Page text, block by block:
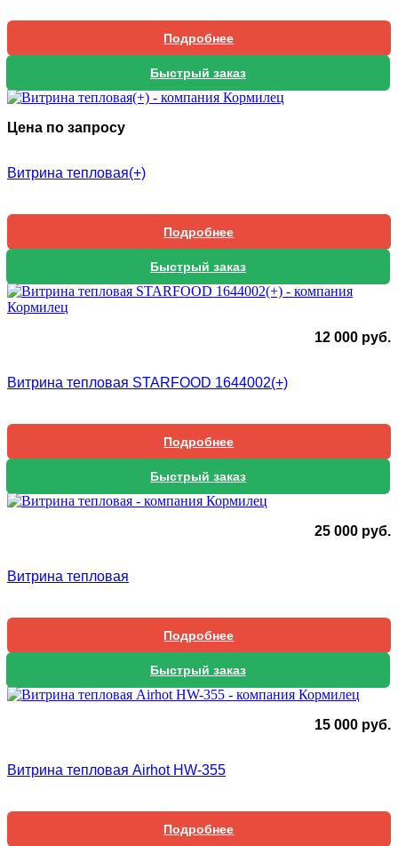
Подробнее
Быстрый заказ
Цена по запросу
Витрина тепловая(+)
Подробнее
Быстрый заказ
12 000 руб.
Витрина тепловая STARFOOD 1644002(+)
Подробнее
Быстрый заказ
25 000 руб.
Витрина тепловая
Подробнее
Быстрый заказ
15 000 руб.
Витрина тепловая Airhot HW-355
Подробнее